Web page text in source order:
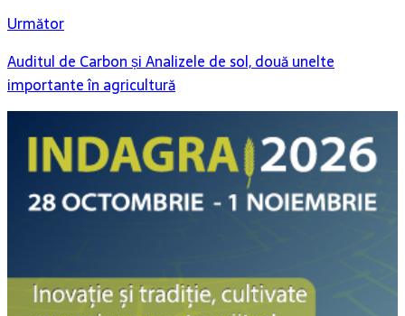
Următor
Auditul de Carbon și Analizele de sol, două unelte
importante în agricultură